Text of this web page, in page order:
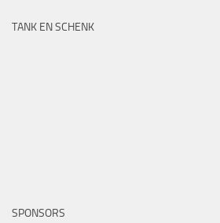
TANK EN SCHENK
SPONSORS